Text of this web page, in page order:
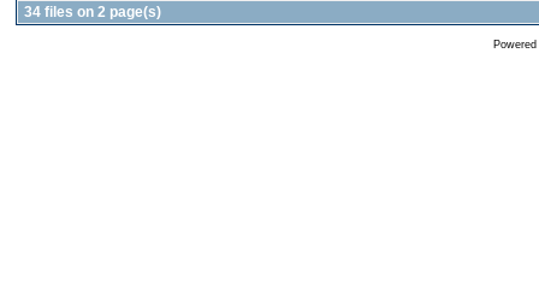
34 files on 2 page(s)